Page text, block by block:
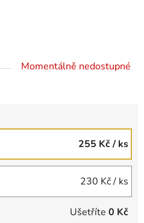
Momentálně nedostupné
255 Kč/ ks
230 Kč/ ks
Ušetříte 0 Kč